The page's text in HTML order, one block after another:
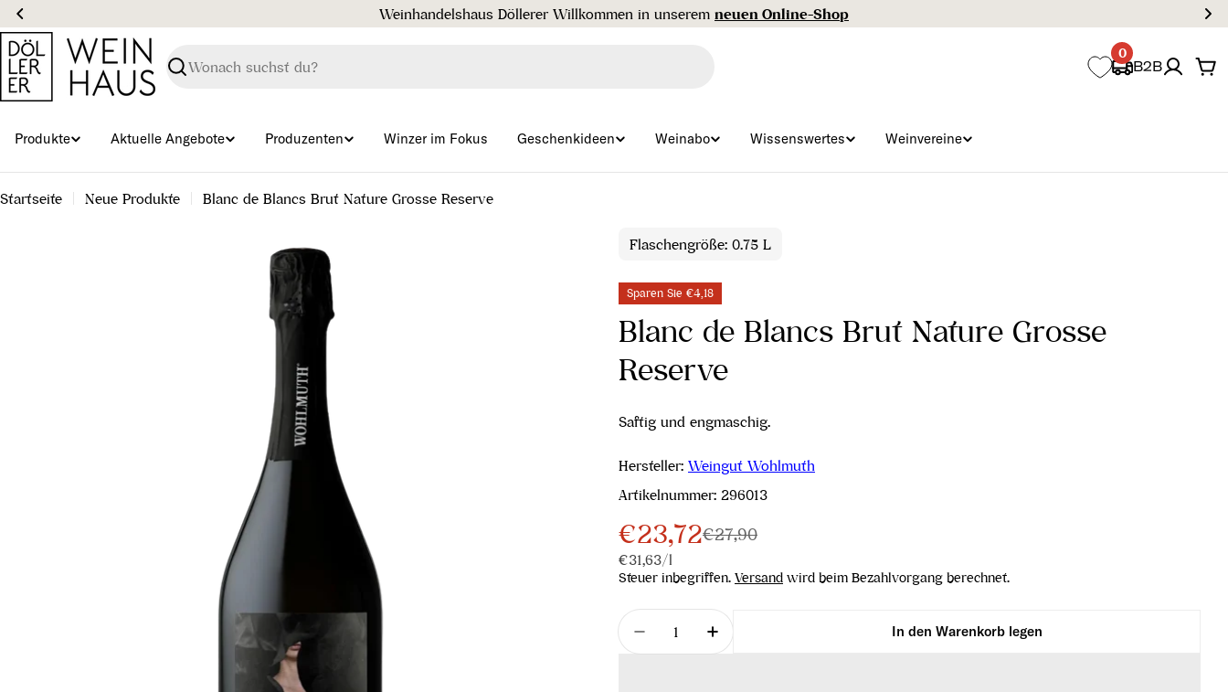
Zum
Inhalt
springen
Gratisversand ab € 99 🇦🇹
Suchen
0
B2B
Produkte Aktuelle Angebote Produzenten Winzer im Fokus Geschenkideen Weinabo Wissenswertes Weinvereine
Startseite Neue Produkte Blanc de Blancs Brut Nature Grosse Reserve
Flaschengröße: 0.75 L
Sparen Sie €4,18
Blanc de Blancs Brut Nature Grosse
Reserve
Saftig und engmaschig.
Hersteller: Weingut Wohlmuth
Artikelnummer: 296013
Verkaufspreis
€23,72
Regulärer
Preis
€27,90
Stückpreis
€31,63/pro
l
Steuer inbegriffen. Versand wird beim Bezahlvorgang berechnet.
Menge
Menge für Blanc de Blancs Brut Nature Grosse Reserve verringern
Menge für Blanc de Blancs Brut Nature Grosse Reserve erhöhen
In den Warenkorb legen